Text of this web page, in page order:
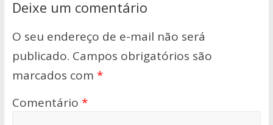
Deixe um comentário
O seu endereço de e-mail não será
publicado. Campos obrigatórios são
marcados com *
Comentário *